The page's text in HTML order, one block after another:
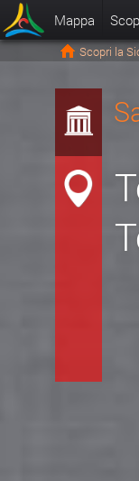
Mappa
Scopri la